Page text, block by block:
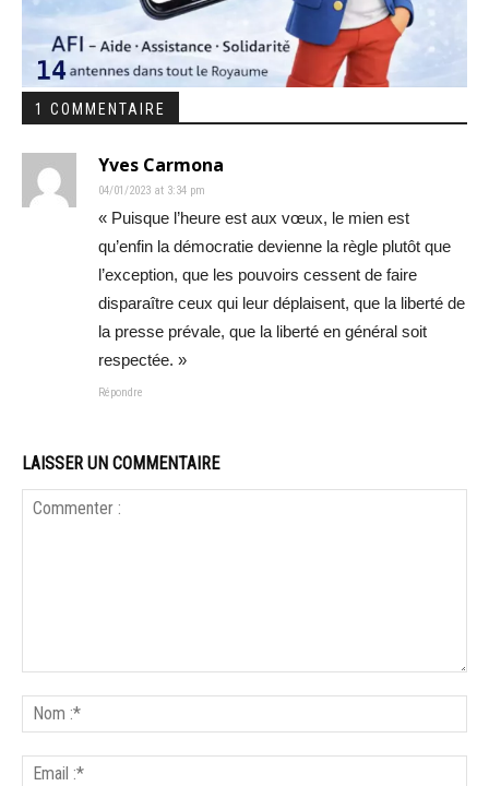
1 COMMENTAIRE
Yves Carmona
04/01/2023 at 3:34 pm
« Puisque l’heure est aux vœux, le mien est
qu’enfin la démocratie devienne la règle plutôt que
l’exception, que les pouvoirs cessent de faire
disparaître ceux qui leur déplaisent, que la liberté de
la presse prévale, que la liberté en général soit
respectée. »
Répondre
LAISSER UN COMMENTAIRE